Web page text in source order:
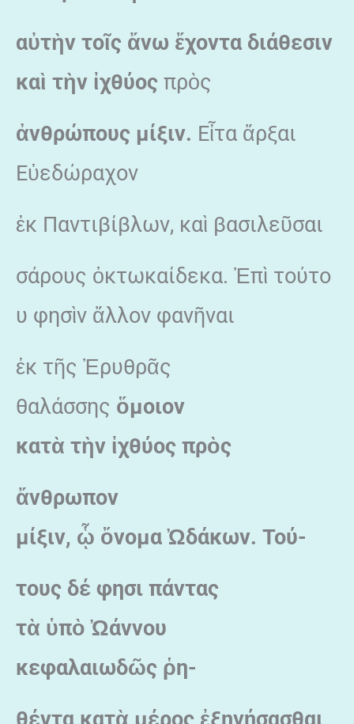
αὐτὴν τοῖς ἄνω ἔχοντα διάθεσιν
καὶ τὴν ἰχθύος πρὸς
ἀνθρώπους μίξιν. Εἶτα ἄρξαι
Εὐεδώραχον
ἐκ Παντιβίβλων, καὶ βασιλεῦσαι
σάρους ὀκτωκαίδεκα. Ἐπὶ τούτο
υ φησὶν ἄλλον φανῆναι
ἐκ τῆς Ἐρυθρᾶς
θαλάσσης ὅμοιον
κατὰ τὴν ἰχθύος πρὸς
ἄνθρωπον
μίξιν, ᾧ ὄνομαὨδάκων. Τού-
τους δέ φησι πάντας
τὰ ὑπὸὨάννου
κεφαλαιωδῶς ῥη-
θέντα κατὰ μέρος ἐξηγήσασθαι